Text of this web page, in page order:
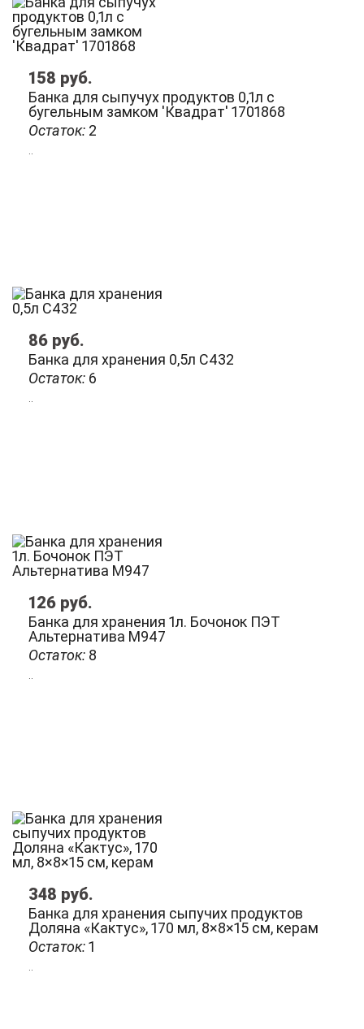
Остаток: 2
Банка для сыпучух продуктов 0,1л с
бугельным замком 'Квадрат' 1701868
158 руб.
Остаток: 6
Банка для хранения 0,5л С432
86 руб.
Остаток: 8
Банка для хранения 1л. Бочонок ПЭТ
Альтернатива М947
126 руб.
Остаток:1
Банка для хранения сыпучих продуктов
Доляна «Кактус», 170 мл, 8×8×15 см, керам
348 руб.